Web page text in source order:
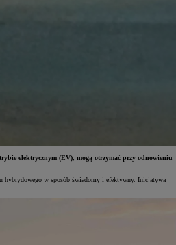
elektrycznym (EV), mogą otrzymać przy odnowieniu
hybrydowego w sposób świadomy i efektywny. Inicjatywa